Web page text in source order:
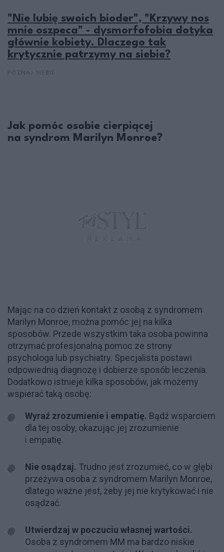
"Nie lubię swoich bioder", "Krzywy nos
mnie oszpeca" - dysmorfofobia dotyka
głównie kobiety. Dlaczego tak
krytycznie patrzymy na siebie?
Jak pomóc osobie cierpiącej
na syndrom Marilyn Monroe?
Mając na co dzień kontakt z osobą z syndromem
Marilyn Monroe, można pomóc jej na kilka
sposobów. Przede wszystkim taka osoba powinna
otrzymać profesjonalną pomoc ze strony
psychologa lub psychiatry. Specjalista postawi
odpowiednią diagnozę i dobierze sposób leczenia.
Dodatkowo istnieje kilka sposobów, jak możemy
wspierać taką osobę:
Wyraź zrozumienie i empatię. Bądź wsparciem
dla tej osoby, okazując jej zrozumienie
i empatię.
Nie osądzaj. Trudno jest zrozumieć, co w głębi
przeżywa osoba z syndromem Marilyn Monroe,
dlatego ważne jest, żeby jej nie krytykować i nie
osądzać.
Utwierdzaj w poczuciu własnej wartości.
Osoba z syndromem MM ma bardzo niskie